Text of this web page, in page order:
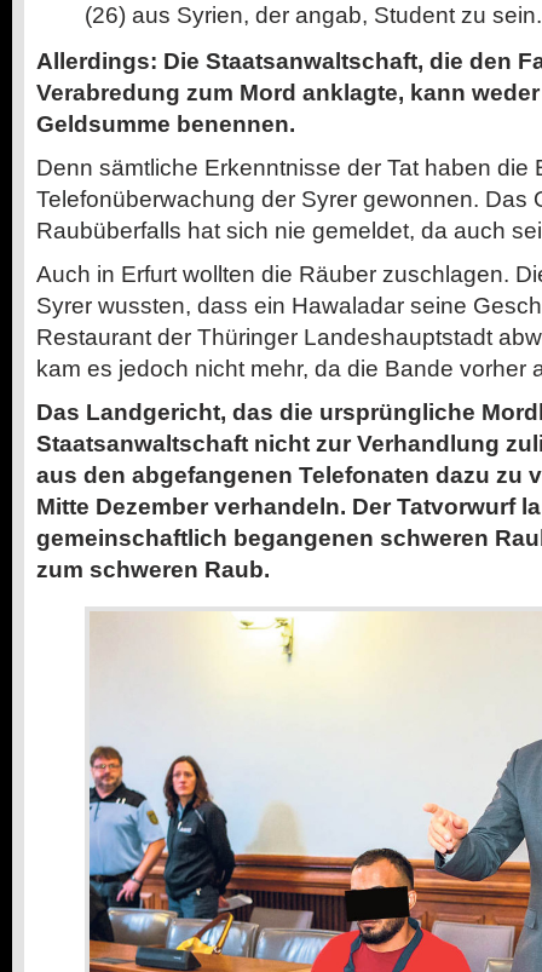
(26) aus Syrien, der angab, Student zu sein.
Allerdings: Die Staatsanwaltschaft, die den
Verabredung zum Mord anklagte, kann
Geldsumme benennen.
Denn sämtliche Erkenntnisse der Tat haben die
Telefonüberwachung der Syrer gewonnen. Das
Raubüberfalls hat sich nie gemeldet, da auch
Auch in Erfurt wollten die Räuber zuschlagen.
Syrer wussten, dass ein Hawaladar seine
Restaurant der Thüringer Landeshauptstadt
kam es jedoch nicht mehr, da die Bande vorher
Das Landgericht, das die ursprüngliche
Staatsanwaltschaft nicht zur Verhandlung
aus den abgefangenen Telefonaten dazu zu
Mitte Dezember verhandeln. Der Tatvorwurf
gemeinschaftlich begangenen schweren
zum schweren Raub.